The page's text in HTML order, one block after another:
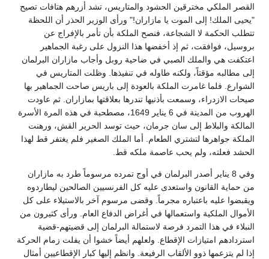
القصر الملكي مخترقين الحشود والمتاريس، تشد أزرهم هتافات تصيح
"يحيى الملك! إلى الموت يا مازاران!" ورأى الوزير الحذر أن اللحظة
تتطلب الحكمة لا الشجاعة، فنصح الملكة بأن تأمر بالإفراج عن
بروسيل، فوافقت، ثم إذ أخفضها هذا النزول على رغبة الجماهير
اعتكفت هي والملك الصبي في ضاحية روبل وأجاب مازاران البرلمان
إلى مطالبه مؤقتاً، ولكنه طاوله في تنفيذها. وظلت المتاريس في
الشوارع. فلما غامرت الملكة بالعودة إلى باريس صاحت الجماهير بها
صيحات الازدراء، وسمعت بأذنيها تندرها بعلاقتها بمازاران. ثم عاودت
الهروب من المدينة في 6 يناير 1649، مصطحبة في هذه المرة الأسرة
المالكة والبلاط إلى سان جرمان، حيث توسد الحرير القش، ورهنت
الملكة جواهرها لتشتري الطعام. أما الملك الصغير فلم يغتفر قط لهذا
الحشد فعلته، ولم يحب عاصمة ملكه قط.
وفي 8 يناير أصدر البرلمان في أوج تمرده مرسوماً طرد به مازاران
من حماية القانون واستعدى عليه كل الفرنسيين الصالحين ليطاردوه
ويقبضوا عليه باعتباره مجرماً. وقضى مرسوم آخر بالاستيلاء على كل
الأموال الملكية واستعمالها في أغراض الدفاع العام. ورأى كثيرون من
النبلاء في هذا التمرد فرصة لاستمالة البرلمان إلى قضيتهم-قضية
استردادهم امتيازات الإقطاع. ولعلهم أيضاً خشوا أن يفلت زمام الحركة
إذا لم يتزعمها ذوو الألقاب الرفيعة. وانظم إليها كبار الإقطاعيين أمثال